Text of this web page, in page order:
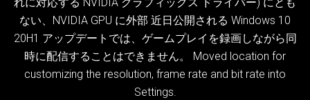
ない、NVIDIA GPU に外部 近日公開される Windows 10
20H1 アップデートでは、ゲームプレイを録画しながら同
時に配信することはできません。 Moved location for
customizing the resolution, frame rate and bit rate into
Settings.